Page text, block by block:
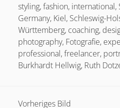
styling, fashion, international,
Germany, Kiel, Schleswig-
Württemberg, coaching,
photography, Fotografie,
professional, freelancer,
Burkhardt Hellwig, Ruth
Vorheriges Bild